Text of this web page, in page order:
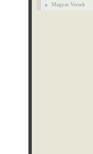
Magyar Versek